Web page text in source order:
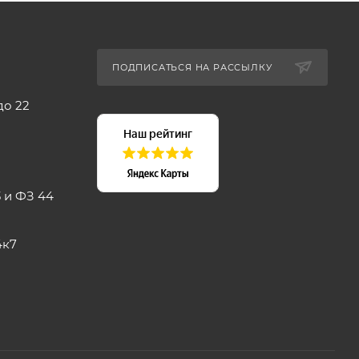
22
и ФЗ 44
ПОДПИСАТЬСЯ НА РАССЫЛКУ